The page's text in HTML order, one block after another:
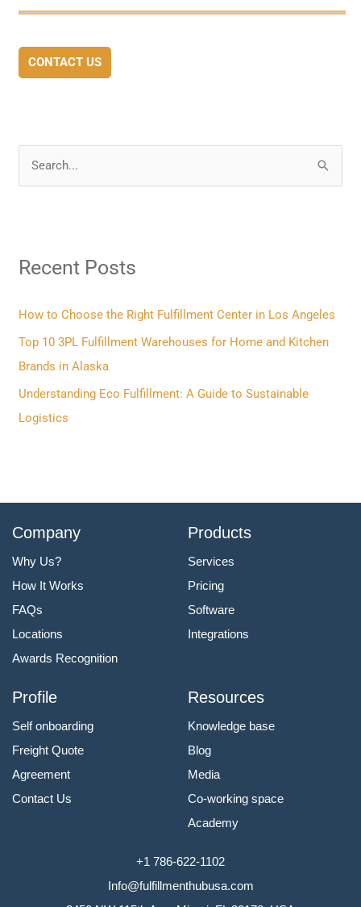
CONTACT US
c
f
o
r
:
Recent Posts
How to Choose the Right Fulfillment Center in Los Angeles
Top 10 3PL Fulfillment Warehouses for Home and Kitchen
Brands in Alaska
Understanding Eco Fulfillment: A Guide to Sustainable
Logistics
Company
Why Us?
How It Works
FAQs
Locations
Awards Recognition
Products
Services
Pricing
Software
Integrations
Profile
Self onboarding
Freight Quote
Agreement
Contact Us
Resources
Knowledge base
Blog
Media
Co-working space
Academy
+1 786-622-1102
Info@fulfillmenthubusa.com